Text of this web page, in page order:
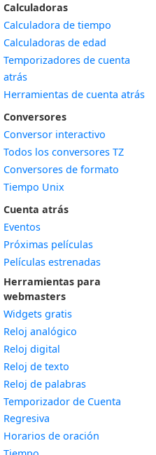
Calculadoras
Calculadora de tiempo
Calculadoras de edad
Temporizadores de cuenta
atrás
Herramientas de cuenta atrás
Conversores
Conversor interactivo
Todos los conversores TZ
Conversores de formato
Tiempo Unix
Cuenta atrás
Eventos
Próximas películas
Películas estrenadas
Herramientas para
webmasters
Widgets gratis
Reloj analógico
Reloj digital
Reloj de texto
Reloj de palabras
Temporizador de Cuenta
Regresiva
Horarios de oración